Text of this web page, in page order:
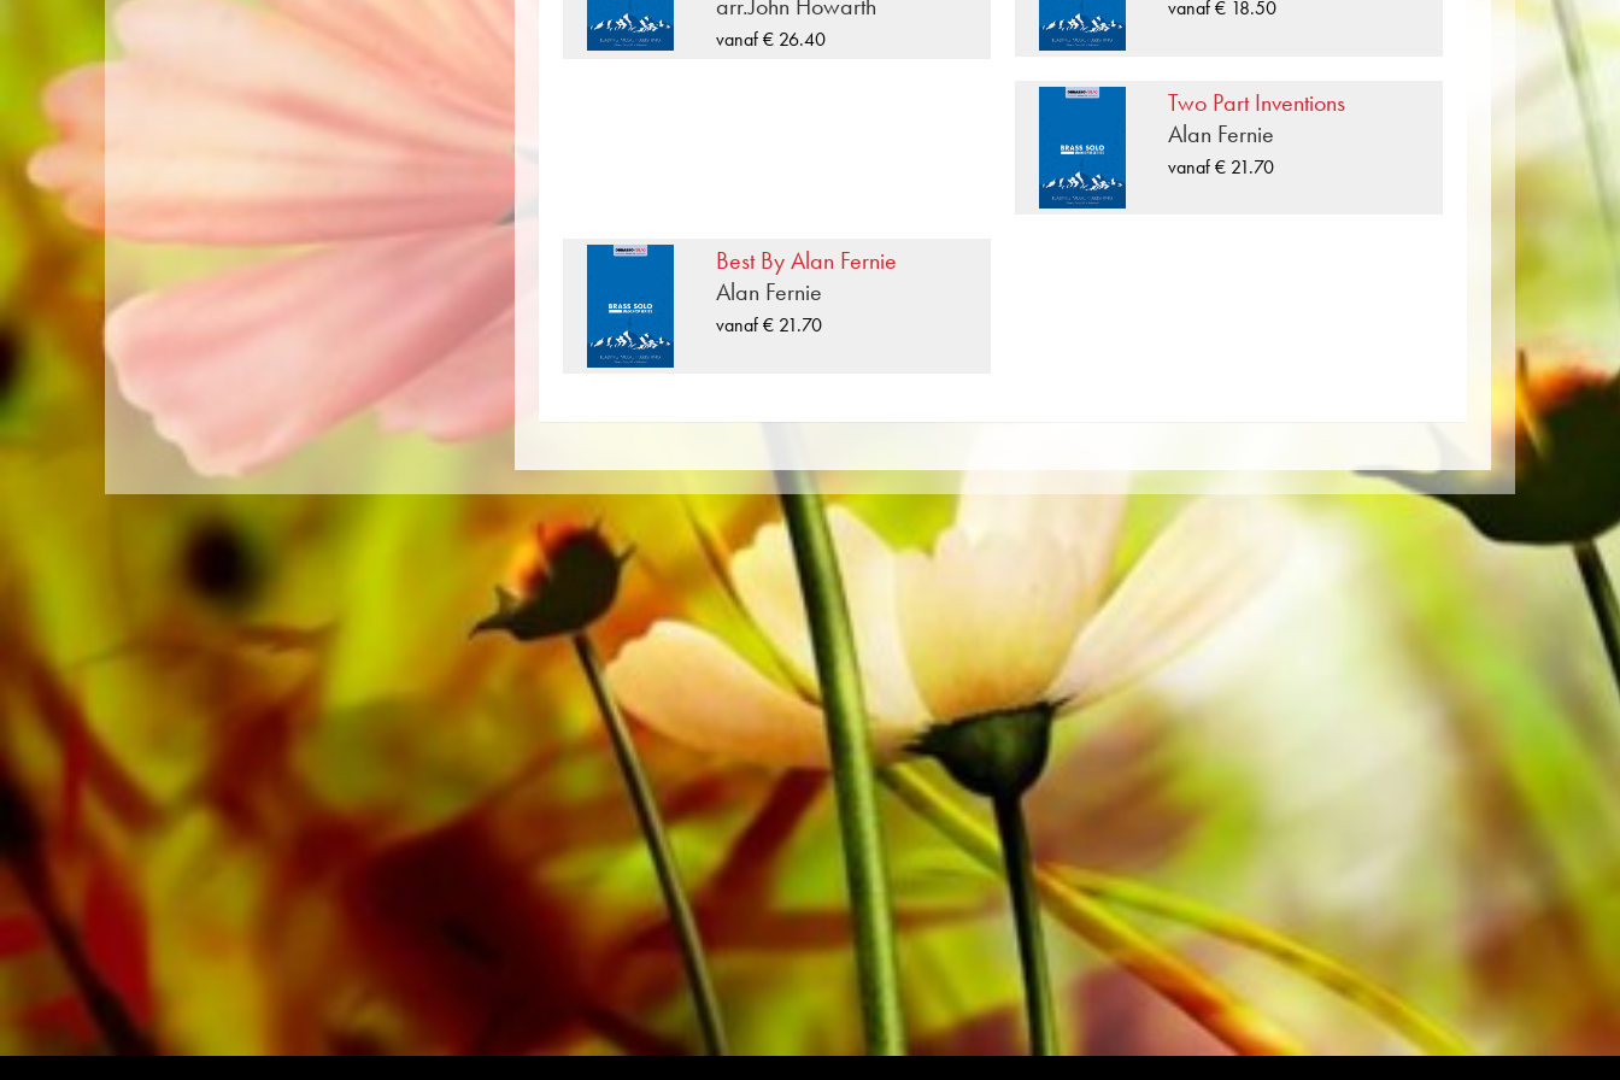
audiofragmenten en video's die beschikbaar zijn voor de Duet voor 2 Koperblazers stuk. Met
de gebruiksvriendelijke zoekfunctie in de Obrasso webshop vind je in enkele stappen meer
compleet te maken, kunnen alle bladmuziekbladen met één klik worden weergegeven
klassieke muziek in de Moeilijkheidsgraad B/C (licht – medium) weergegeven.
«36 Favorite Duets» is een van de vele blaasmuziekcomposities die zijn uitgegeven door
Musikverlag Obrasso. Naast Richard Shuebruk meer dan 100 componisten en arrangeurs
werken voor de Zwitserse muziekuitgeverij. Naast de bladmuziek voor Duet voor 2
Koperblazers je vindt er ook literatuur in andere formaten zoals Brass Band, Harmonie,
Jeugdorkest, Koper Ensemble, Houtblazersensemble, Symfonieorkest net zoals CDs en
Leermateriaal. Een groot deel van de eigen literatuur van de uitgever van topblazers zoals
de Black Dyke Band, Cory Band, Brighouse & Rastrick Band of de Oberaargauer Brass
beschikbaar op de populaire portals van Apple, Amazon, Google, Spotify en andere
providers wereldwijd.
Alle bladmuziek van Obrasso wordt op hoogwaardig papier geproduceerd. Het ietwat
gelige notitiepapier biedt een goed contrast en is prettig voor de ogen in moeilijke
lichtomstandigheden. Levering aan particuliere klanten wereldwijd is gratis. Bestel nu uw
bladmuziek rechtstreeks bij Obrasso Verlag.
arr.John Howarth
vanaf € 26.40
vanaf € 18.50
Two Part Inventions
Alan Fernie
vanaf € 21.70
Best By Alan Fernie
Alan Fernie
vanaf € 21.70